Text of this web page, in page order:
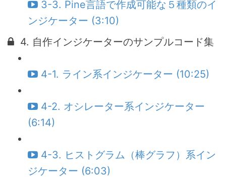
3-3. Pine言語で作成可能な５種類のイ
ンジケーター (3:10)
4. 自作インジケーターのサンプルコード集
4-1. ライン系インジケーター (10:25)
4-2. オシレーター系インジケーター
(6:14)
4-3. ヒストグラム（棒グラフ）系イン
ジケーター (6:03)